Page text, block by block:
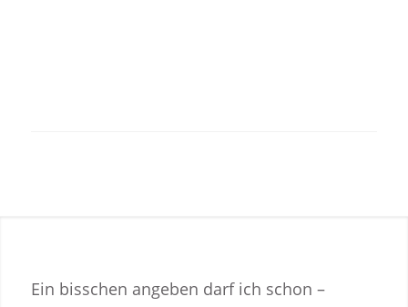
Ein bisschen angeben darf ich schon –